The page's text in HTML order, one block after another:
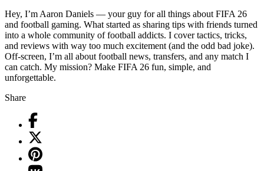
Hey, I’m Aaron Daniels — your guy for all things about FIFA 26
and football gaming. What started as sharing tips with friends turned
into a whole community of football addicts. I cover tactics, tricks,
and reviews with way too much excitement (and the odd bad joke).
Off-screen, I’m all about football news, transfers, and any match I
can catch. My mission? Make FIFA 26 fun, simple, and
unforgettable.
Share